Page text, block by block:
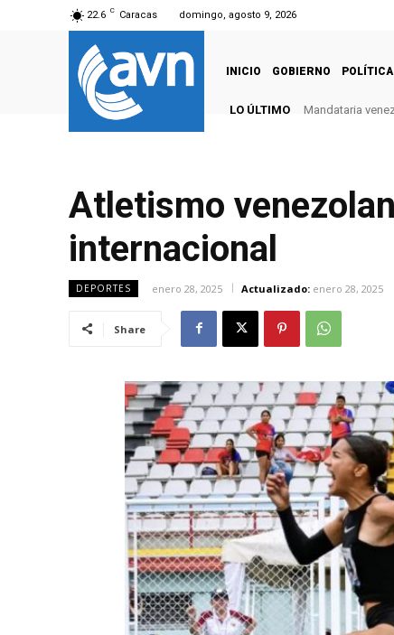
22.6 C Caracas domingo, agosto 9, 2026
INICIO GOBIERNO POLÍTICA
LO ÚLTIMO Mandataria
Atletismo
internacional
DEPORTES enero 28, 2025 Actualizado: enero 28, 2025
Share